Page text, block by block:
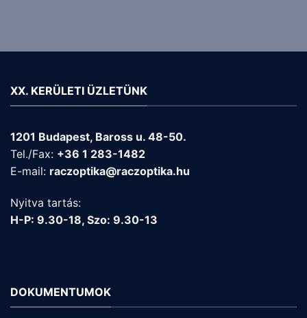
XX. KERÜLETI ÜZLETÜNK
1201 Budapest, Baross u. 48-50.
Tel./Fax: +36 1 283-1482
E-mail: raczoptika@raczoptika.hu
Nyitva tartás:
H-P: 9.30-18, Szo: 9.30-13
DOKUMENTUMOK